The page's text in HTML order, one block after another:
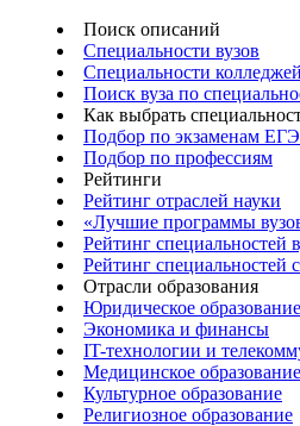
Поиск описаний
Специальности вузов
Специальности
Поиск вуза по
Как выбрать
Подбор по экзаменам ЕГЭ
Подбор по профессиям
Рейтинги
Рейтинг отраслей науки
«Лучшие программы
Рейтинг специальностей
Рейтинг специальностей
Отрасли образования
Юридическое образование
Экономика и финансы
IT-технологии и
Медицинское образование
Культурное образование
Религиозное образование